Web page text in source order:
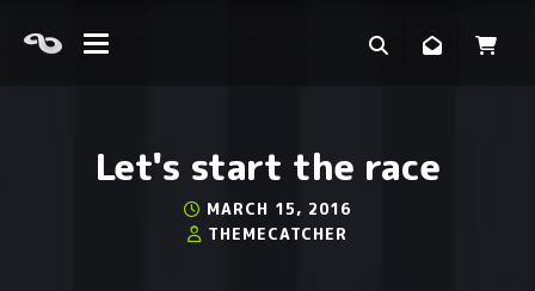
Let's start the race
MARCH 15, 2016
THEMECATCHER